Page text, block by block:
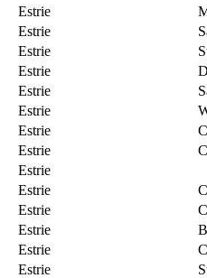
Estrie
Estrie
Estrie
Estrie
Estrie
Estrie
Estrie
Estrie
Estrie
Estrie
Estrie
Estrie
Estrie
Estrie